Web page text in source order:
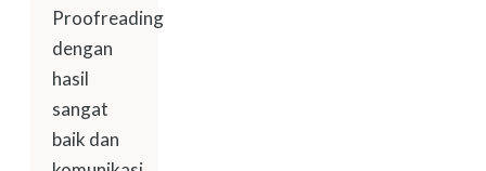
Proofreading
dengan
hasil
sangat
baik dan